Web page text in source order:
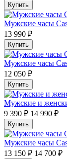
Купить
Мужские часы
13 990 ₽
Купить
Мужские часы
12 050 ₽
Купить
Мужские и
9 390 ₽ 14 990 ₽
Купить
Мужские часы
13 150 ₽ 14 700 ₽